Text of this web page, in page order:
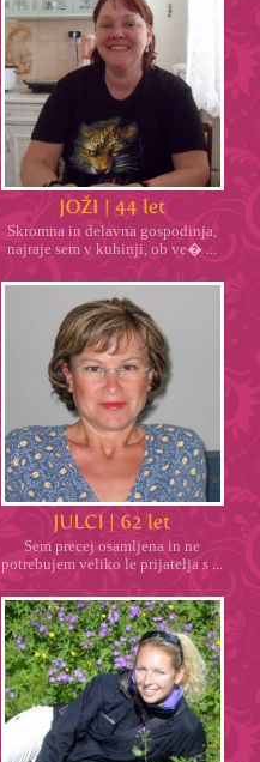
Skromna in delavna gospodinja,
najraje sem v kuhinji, ob ve� ...
Sem precej osamljena in ne
potrebujem veliko le prijatelja s ...